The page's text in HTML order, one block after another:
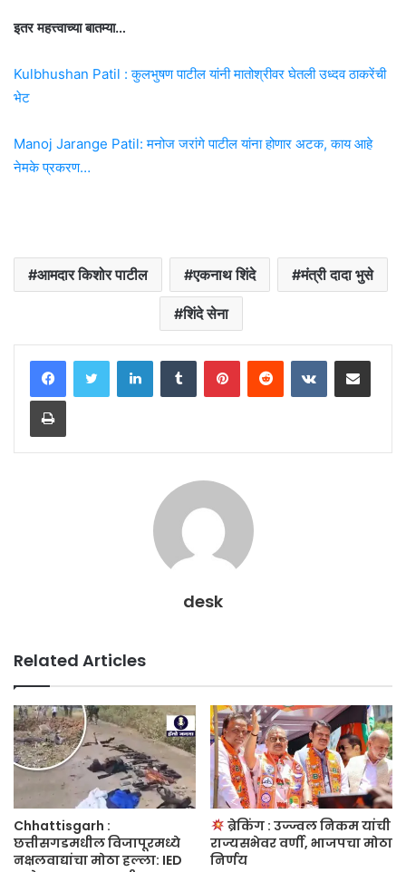
इतर महत्त्वाच्या बातम्या…
Kulbhushan Patil : कुलभुषण पाटील यांनी मातोश्रीवर घेतली उध्दव ठाकरेंची
भेट
Manoj Jarange Patil: मनोज जरांगे पाटील यांना होणार अटक, काय आहे
नेमके प्रकरण…
आमदार किशोर पाटील एकनाथ शिंदे मंत्री दादा भुसे
शिंदे सेना
LinkedInTumblr PinterestReddit VKontakteShare via Email
Print
desk
Related Articles
Chhattisgarh :
छत्तीसगडमधील विजापूरमध्ये
नक्षलवाद्यांचा मोठा हल्ला: IED
ब्रेकिंग : उज्ज्वल निकम यांची
राज्यसभेवर वर्णी, भाजपचा मोठा
निर्णय